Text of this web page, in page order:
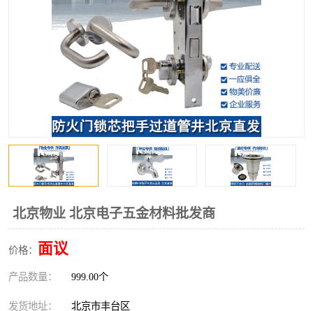
北京物业 北京电子五金材料批发商
价格： 面议
产品数量： 999.00个
发货地址： 北京市丰台区